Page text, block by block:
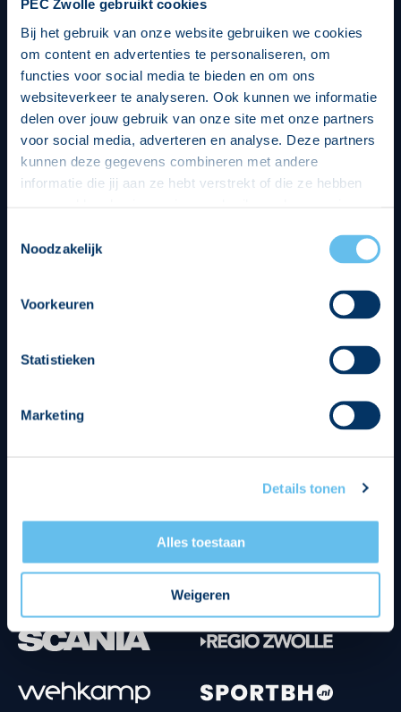
PEC Zwolle gebruikt cookies
Bij het gebruik van onze website gebruiken we cookies
om content en advertenties te personaliseren, om
functies voor social media te bieden en om ons
websiteverkeer te analyseren. Ook kunnen we informatie
delen over jouw gebruik van onze site met onze partners
voor social media, adverteren en analyse. Deze partners
kunnen deze gegevens combineren met andere
informatie die jij aan ze hebt verstrekt of die ze hebben
op een veilige en integere wijze. Je kunt je toestemming
beheren op de privacy- en cookieverklaring pagina.
Noodzakelijk
Voorkeuren
Statistieken
Marketing
Details tonen
Alles toestaan
Weigeren